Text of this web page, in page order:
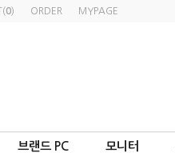
0) ORDER MYPAGE
브랜드 PC 모니터